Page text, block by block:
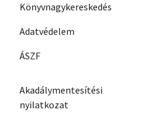
Könyvnagykereskedés
Adatvédelem
ÁSZF
Akadálymentesítési
nyilatkozat